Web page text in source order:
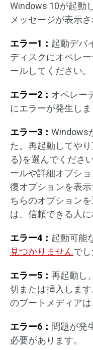
Windows 10が起動
メッセージが表示
エラー1： 起動デバ
ディスクにオペレ
ールしてください。
エラー2： オペレー
にエラーが発生しま
エラー3： Windows
た。再起動してや
る)を選んでくださ
ールや詳細オプシ
復オプションを表
ちらのオプション
は、信頼できる人に
エラー4： 起動可能
見つかりませんでし
エラー5： 再起動し
切または挿入しま
のブートメディアは
エラー6： 問題が発
必要があります。